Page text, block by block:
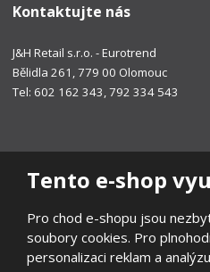
Tento e-shop
Pro chod e-shopu jsou
soubory cookies. Pro
personalizaci reklam a
Kontaktujte nás
J&H Retail s.r.o. - Eurotrend
Bělidla 261, 779 00 Olomouc
Tel: 602 162 343, 792 334 543